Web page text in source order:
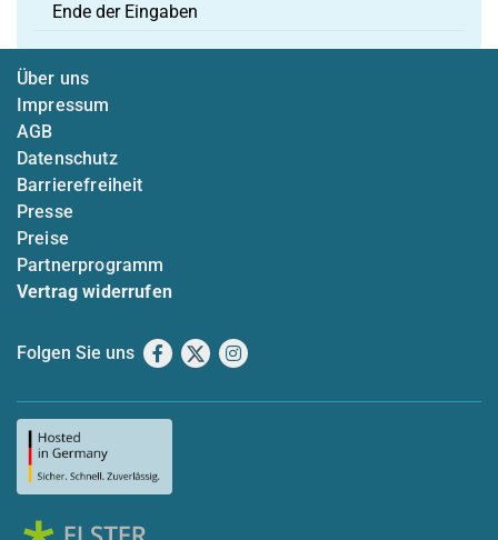
Ende der Eingaben
Über uns
Impressum
AGB
Datenschutz
Barrierefreiheit
Presse
Preise
Partnerprogramm
Vertrag widerrufen
Folgen Sie uns Facebook
X Instagram